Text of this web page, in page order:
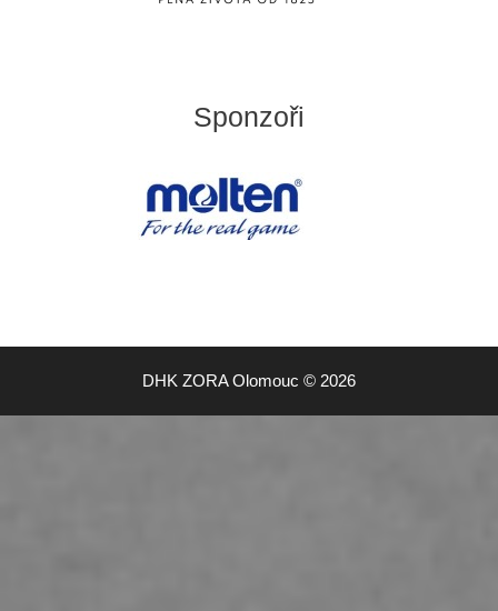
Sponzoři
DHK ZORA Olomouc © 2026